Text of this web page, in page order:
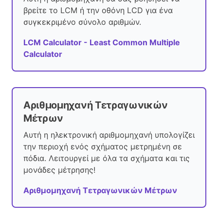
βρείτε το LCM ή την οθόνη LCD για ένα
συγκεκριμένο σύνολο αριθμών.
LCM Calculator - Least Common Multiple
Calculator
Αριθμομηχανή Τετραγωνικών
Μέτρων
Αυτή η ηλεκτρονική αριθμομηχανή υπολογίζει
την περιοχή ενός σχήματος μετρημένη σε
πόδια. Λειτουργεί με όλα τα σχήματα και τις
μονάδες μέτρησης!
Αριθμομηχανή Τετραγωνικών Μέτρων